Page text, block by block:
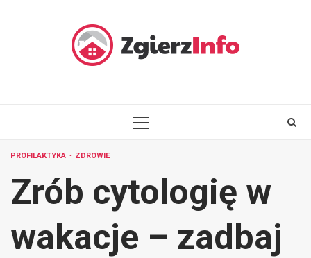
PRIMARY
PROFILAKTYKA ZDROWIE
Zrób cytologię w
wakacje – zadbaj